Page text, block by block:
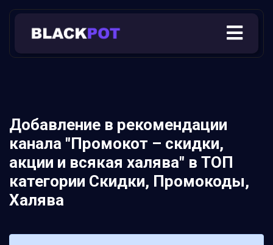
Добавление в рекомендации
канала "Промокот – скидки,
акции и всякая халява" в ТОП
категории Скидки, Промокоды,
Халява